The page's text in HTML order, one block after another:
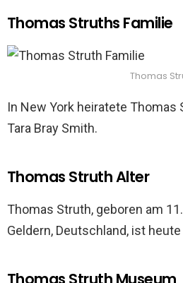
Thomas Struths Familie
Thomas
In New York heiratete Thomas
Tara Bray Smith.
Thomas Struth Alter
Thomas Struth, geboren am
Geldern, Deutschland, ist
Thomas Struth Museum